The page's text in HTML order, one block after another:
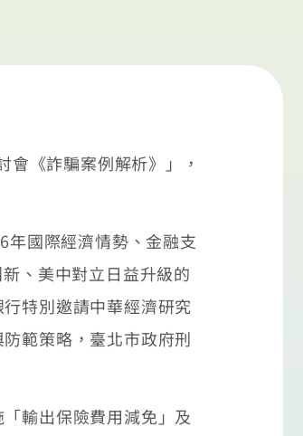
《詐騙案例解析》」，
國際經濟情勢、金融支
、美中對立日益升級的
特別邀請中華經濟研究
範策略，臺北市政府刑
輸出保險費用減免」及